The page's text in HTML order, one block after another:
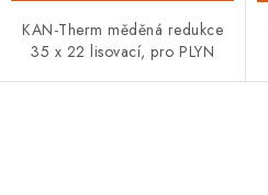
KAN-Therm měděná redukce
35 x 22 lisovací, pro PLYN